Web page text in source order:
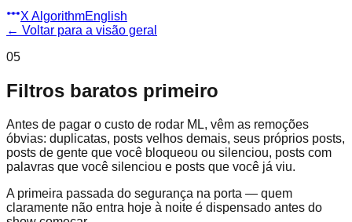
X AlgorithmEnglish
← Voltar para a visão geral
05
Filtros baratos primeiro
Antes de pagar o custo de rodar ML, vêm as remoções
óbvias: duplicatas, posts velhos demais, seus próprios posts,
posts de gente que você bloqueou ou silenciou, posts com
palavras que você silenciou e posts que você já viu.
A primeira passada do segurança na porta — quem
claramente não entra hoje à noite é dispensado antes do